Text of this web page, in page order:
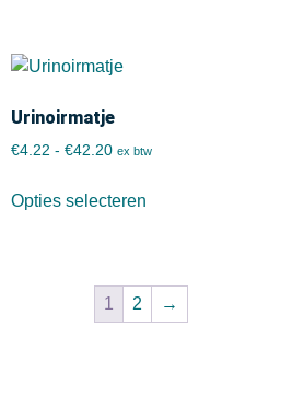
Urinoirmatje
€4.22 - €42.20 ex btw
Opties selecteren
1 2 →